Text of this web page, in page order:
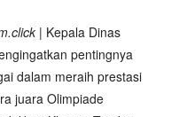
| Kepala Dinas
pentingnya
dalam meraih prestasi
juara Olimpiade